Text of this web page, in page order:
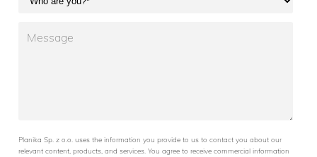
Planika Sp. z o.o. uses the information you provide to us to contact you about our
relevant content, products, and services. You agree to receive commercial information